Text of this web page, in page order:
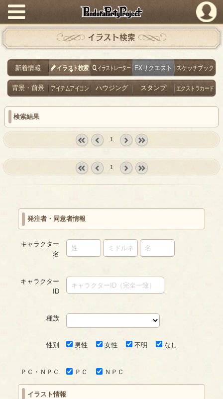
PandoraPartyProject
イラスト検索
新着情報 イラスト検索 イラストレーター EXリクエスト スケッチブック
背景・前景 アイテムアイコン ハウジング スタンプ エクストラカード
検索結果
prev
1
1
発注者・同意者情報
キャラクター
名
キャラクター
ID
種族
性別 男性 女性 不明 なし
ＰＣ・ＮＰＣ ＰＣ ＮＰＣ
イラスト情報